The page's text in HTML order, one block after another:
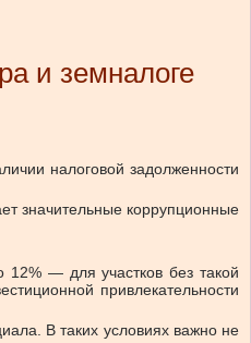
и земналоге
налоговой задолженности
значительные коррупционные
— для участков без такой
привлекательности
В таких условиях важно не